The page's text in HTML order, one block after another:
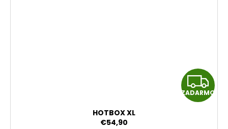
Z
A
ZADARMO
HOTBOX XL
€54,90